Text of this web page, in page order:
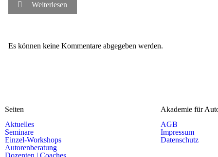
Weiterlesen
Es können keine Kommentare abgegeben werden.
Seiten
Aktuelles
Seminare
Einzel-Workshops
Autorenberatung
Dozenten | Coaches
Akademie für
AGB
Impressum
Datenschutz